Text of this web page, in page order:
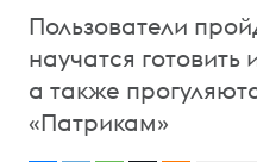
Пользователи
научатся
а также
«Патрикам»